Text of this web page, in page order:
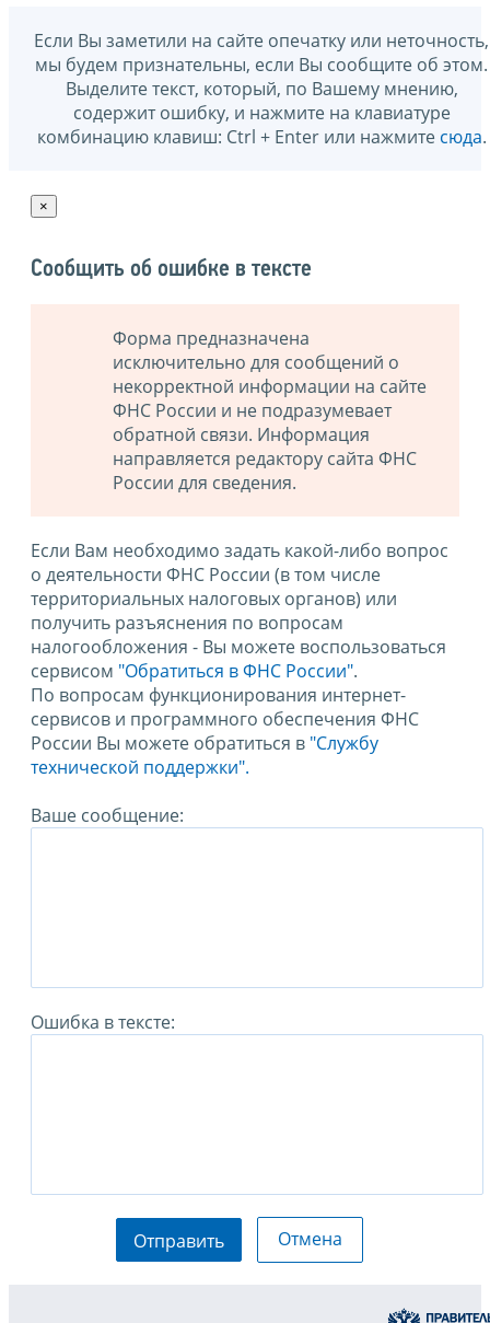
Если Вы заметили на сайте опечатку или неточность,
мы будем признательны, если Вы сообщите об этом.
Выделите текст, который, по Вашему мнению,
содержит ошибку, и нажмите на клавиатуре
комбинацию клавиш: Ctrl + Enter или нажмите сюда.
×
Сообщить об ошибке в тексте
Форма предназначена
исключительно для сообщений о
некорректной информации на сайте
ФНС России и не подразумевает
обратной связи. Информация
направляется редактору сайта ФНС
России для сведения.
Если Вам необходимо задать какой-либо вопрос
о деятельности ФНС России (в том числе
территориальных налоговых органов) или
получить разъяснения по вопросам
налогообложения - Вы можете воспользоваться
сервисом "Обратиться в ФНС России".
По вопросам функционирования интернет-
сервисов и программного обеспечения ФНС
России Вы можете обратиться в "Службу
технической поддержки".
Ваше сообщение:
Ошибка в тексте:
Отправить Отмена